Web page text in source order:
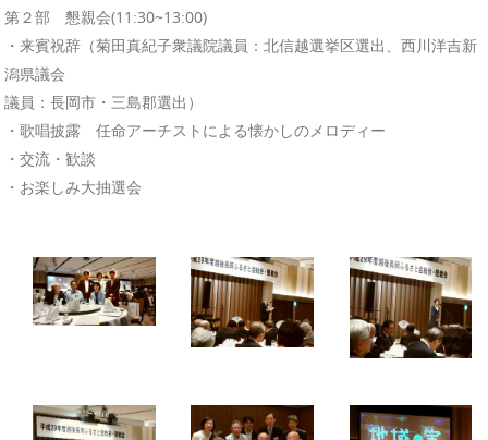
第２部 懇親会(11:30~13:00)
・来賓祝辞（菊田真紀子衆議院議員：北信越選挙区選出、西川洋吉新
潟県議会
議員：長岡市・三島郡選出）
・歌唱披露 任命アーチストによる懐かしのメロディー
・交流・歓談
・お楽しみ大抽選会